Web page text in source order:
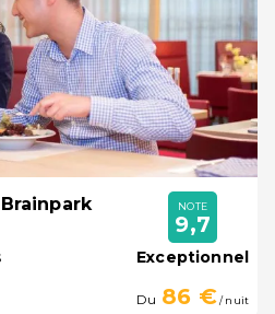
NOTE
9,7
Exceptionnel
Du 86 €/ nuit